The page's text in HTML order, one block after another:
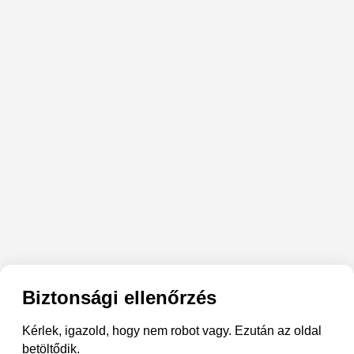
Biztonsági ellenőrzés
Kérlek, igazold, hogy nem robot vagy. Ezután az oldal
betöltődik.